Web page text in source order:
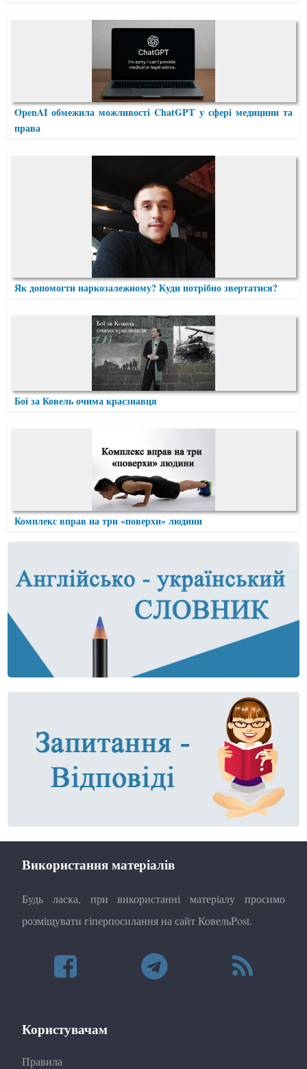
OpenAI обмежила можливості ChatGPT у сфері медицини та
права
Як допомогти наркозалежному? Куди потрібно звертатися?
Бої за Ковель очима краєзнавця
Комплекс вправ на три «поверхи» людини
Використання матеріалів
Будь ласка, при використанні матеріалу просимо
розміщувати гіперпосилання на сайт КовельPost.
Користувачам
Правила